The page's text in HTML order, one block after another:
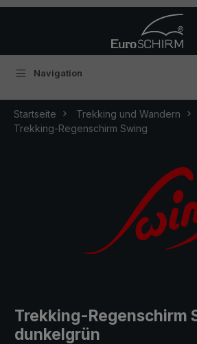
Navigation
Startseite
Trekking und Wandern
Trekking-Regenschirm Swing
Trekking-Regenschirm
dunkelgrün